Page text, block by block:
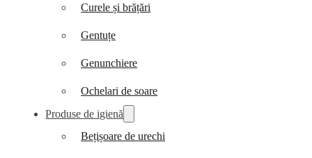
Curele și brățări
Gentuțe
Genunchiere
Ochelari de soare
Produse de igienă
Bețișoare de urechi